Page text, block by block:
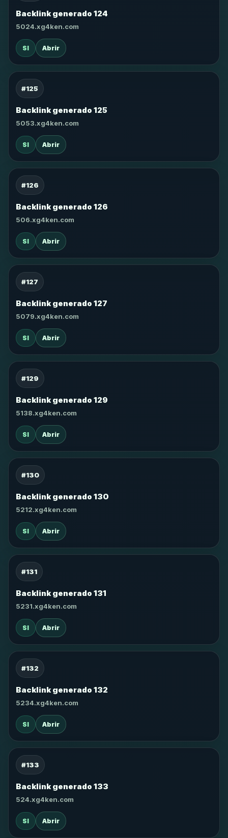
Backlink generado 124
5024.xg4ken.com
SI Abrir
#125
Backlink generado 125
5053.xg4ken.com
SI Abrir
#126
Backlink generado 126
506.xg4ken.com
SI Abrir
#127
Backlink generado 127
5079.xg4ken.com
SI Abrir
#129
Backlink generado 129
5138.xg4ken.com
SI Abrir
#130
Backlink generado 130
5212.xg4ken.com
SI Abrir
#131
Backlink generado 131
5231.xg4ken.com
SI Abrir
#132
Backlink generado 132
5234.xg4ken.com
SI Abrir
#133
Backlink generado 133
524.xg4ken.com
SI Abrir